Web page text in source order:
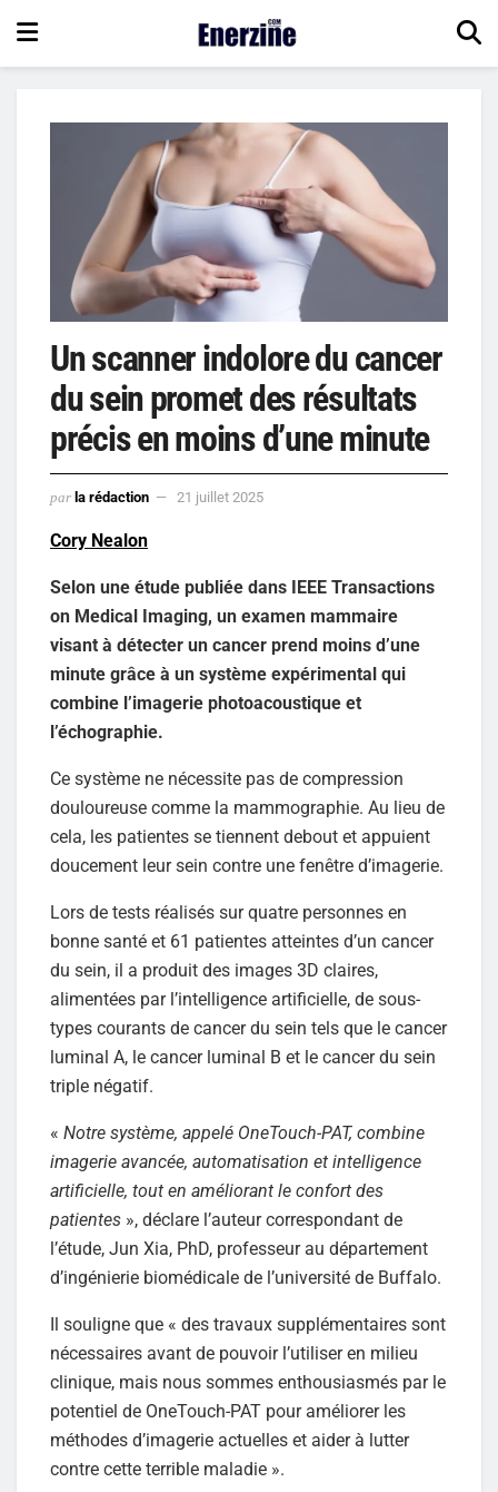
Un scanner indolore du cancer
du sein promet des résultats
précis en moins d’une minute
par la rédaction 21 juillet 2025
Cory Nealon
Selon une étude publiée dans IEEE Transactions
on Medical Imaging, un examen mammaire
visant à détecter un cancer prend moins d’une
minute grâce à un système expérimental qui
combine l’imagerie photoacoustique et
l’échographie.
Ce système ne nécessite pas de compression
douloureuse comme la mammographie. Au lieu de
cela, les patientes se tiennent debout et appuient
doucement leur sein contre une fenêtre d’imagerie.
Lors de tests réalisés sur quatre personnes en
bonne santé et 61 patientes atteintes d’un cancer
du sein, il a produit des images 3D claires,
alimentées par l’intelligence artificielle, de sous-
types courants de cancer du sein tels que le cancer
luminal A, le cancer luminal B et le cancer du sein
triple négatif.
« Notre système, appelé OneTouch-PAT, combine
imagerie avancée, automatisation et intelligence
artificielle, tout en améliorant le confort des
patientes », déclare l’auteur correspondant de
l’étude, Jun Xia, PhD, professeur au département
d’ingénierie biomédicale de l’université de Buffalo.
Il souligne que « des travaux supplémentaires sont
nécessaires avant de pouvoir l’utiliser en milieu
clinique, mais nous sommes enthousiasmés par le
potentiel de OneTouch-PAT pour améliorer les
méthodes d’imagerie actuelles et aider à lutter
contre cette terrible maladie ».